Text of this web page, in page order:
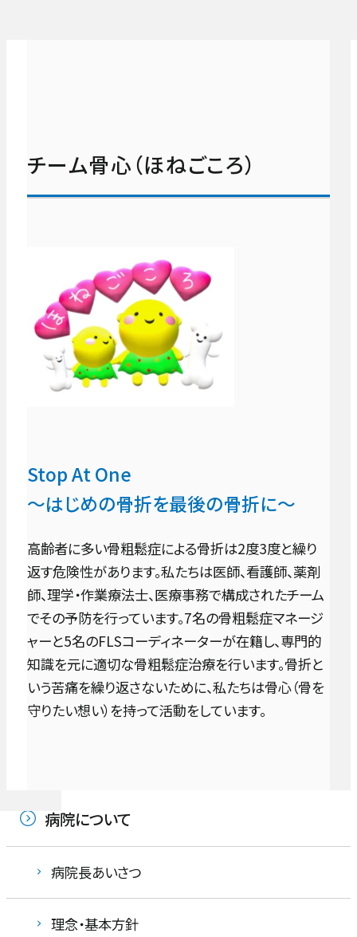
チーム骨心（ほねごころ）
Stop At One
～はじめの骨折を最後の骨折に～
高齢者に多い骨粗鬆症による骨折は2度3度と繰り
返す危険性があります。私たちは医師、看護師、薬剤
師、理学・作業療法士、医療事務で構成されたチーム
でその予防を行っています。7名の骨粗鬆症マネージ
ャーと5名のFLSコーディネーターが在籍し、専門的
知識を元に適切な骨粗鬆症治療を行います。骨折と
いう苦痛を繰り返さないために、私たちは骨心（骨を
守りたい想い）を持って活動をしています。
病院について
病院長あいさつ
理念・基本方針